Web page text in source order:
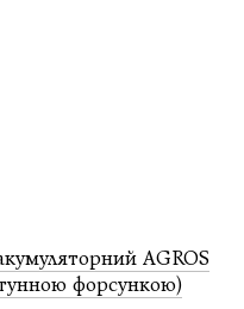
AGROS
форсункою)